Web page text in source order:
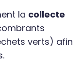
la collecte
verts) afin